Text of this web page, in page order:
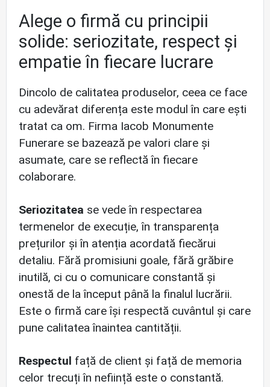
Alege o firmă cu principii
solide: seriozitate, respect și
empatie în fiecare lucrare
Dincolo de calitatea produselor, ceea ce face
cu adevărat diferența este modul în care ești
tratat ca om. Firma Iacob Monumente
Funerare se bazează pe valori clare și
asumate, care se reflectă în fiecare
colaborare.
Seriozitatea se vede în respectarea
termenelor de execuție, în transparența
prețurilor și în atenția acordată fiecărui
detaliu. Fără promisiuni goale, fără grăbire
inutilă, ci cu o comunicare constantă și
onestă de la început până la finalul lucrării.
Este o firmă care își respectă cuvântul și care
pune calitatea înaintea cantității.
Respectul față de client și față de memoria
celor trecuți în neființă este o constantă.